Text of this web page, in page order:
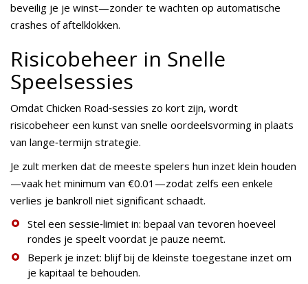
beveilig je je winst—zonder te wachten op automatische
crashes of aftelklokken.
Risicobeheer in Snelle
Speelsessies
Omdat Chicken Road‑sessies zo kort zijn, wordt
risicobeheer een kunst van snelle oordeelsvorming in plaats
van lange‑termijn strategie.
Je zult merken dat de meeste spelers hun inzet klein houden
—vaak het minimum van €0.01—zodat zelfs een enkele
verlies je bankroll niet significant schaadt.
Stel een sessie‑limiet in: bepaal van tevoren hoeveel
rondes je speelt voordat je pauze neemt.
Beperk je inzet: blijf bij de kleinste toegestane inzet om
je kapitaal te behouden.